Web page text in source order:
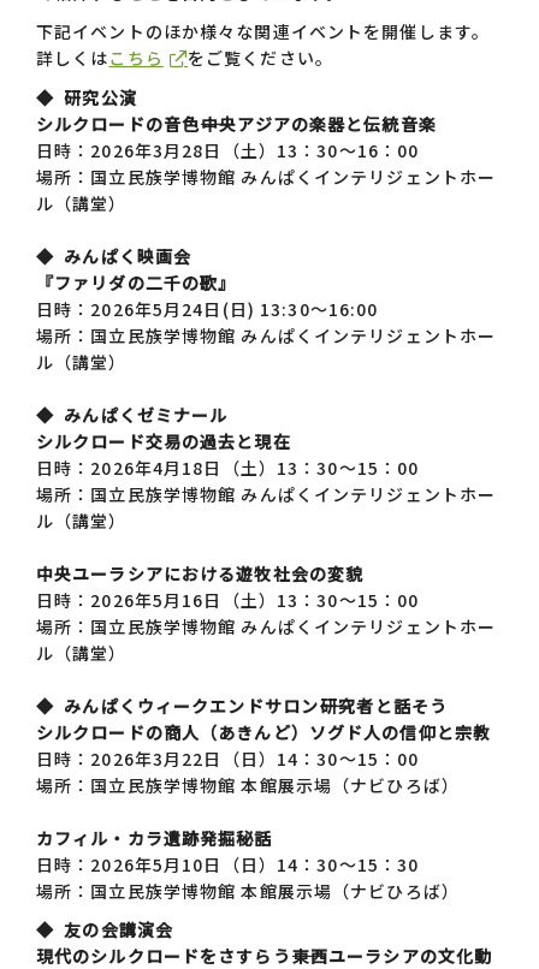
下記イベントのほか様々な関連イベントを開催します。
詳しくはこちら
をご覧ください。
◆ 研究公演
シルクロードの音色――中央アジアの楽器と伝統音楽
日時：2026年3月28日（土）13：30～16：00
場所：国立民族学博物館 みんぱくインテリジェントホー
ル（講堂）
◆ みんぱく映画会
『ファリダの二千の歌』
日時：2026年5月24日(日) 13:30～16:00
場所：国立民族学博物館 みんぱくインテリジェントホー
ル（講堂）
◆ みんぱくゼミナール
シルクロード交易の過去と現在
日時：2026年4月18日（土）13：30～15：00
場所：国立民族学博物館 みんぱくインテリジェントホー
ル（講堂）
中央ユーラシアにおける遊牧社会の変貌
日時：2026年5月16日（土）13：30～15：00
場所：国立民族学博物館 みんぱくインテリジェントホー
ル（講堂）
◆ みんぱくウィークエンドサロン――研究者と話そう
シルクロードの商人（あきんど）ソグド人の信仰と宗教
日時：2026年3月22日（日）14：30～15：00
場所：国立民族学博物館 本館展示場（ナビひろば）
カフィル・カラ遺跡発掘秘話
日時：2026年5月10日（日）14：30～15：30
場所：国立民族学博物館 本館展示場（ナビひろば）
◆ 友の会講演会
現代のシルクロードをさすらう――東西ユーラシアの文化動